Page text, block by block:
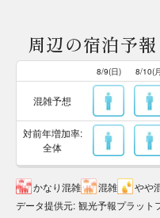
周辺の宿泊予報
8/9(日) 8/10(
混雑予想
対前年増加率:
全体
かなり混雑 混雑 やや
データ提供元: 観光予報プラット